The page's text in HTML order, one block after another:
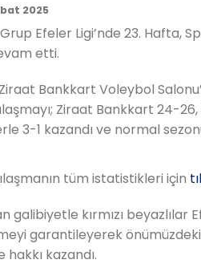
2025
Grup Efeler Ligi’nde 23. Hafta,
etti.
Bankkart Voleybol
Ziraat Bankkart 24-
3-1 kazandı ve normal
tüm istatistikleri için
galibiyetle kırmızı beyazlılar
garantileyerek
hakkı kazandı.